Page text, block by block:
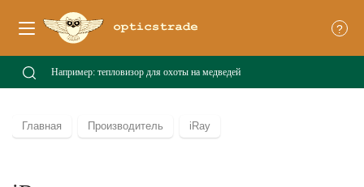
?
Главная Производитель iRay